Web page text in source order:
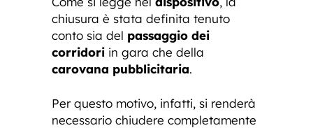
chiusura è stata definita tenuto
conto sia del passaggio dei
corridori in gara che della
carovana pubblicitaria.
Per questo motivo, infatti, si renderà
necessario chiudere completamente